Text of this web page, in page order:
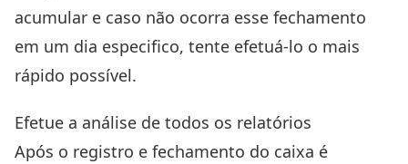
acumular e caso não ocorra esse fechamento
em um dia especifico, tente efetuá-lo o mais
rápido possível.
Efetue a análise de todos os relatórios
Após o registro e fechamento do caixa é